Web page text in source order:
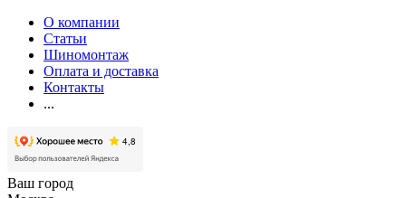
О компании
Статьи
Шиномонтаж
Оплата и доставка
Контакты
...
Ваш город